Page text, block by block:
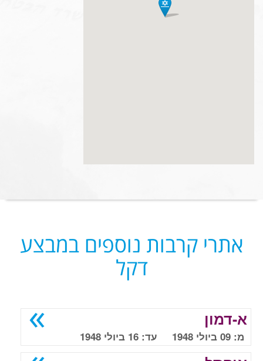
אתרי קרבות נוספים במבצע
דקל
א-דמון
מ: 09 ביולי 1948 עד: 16 ביולי 1948